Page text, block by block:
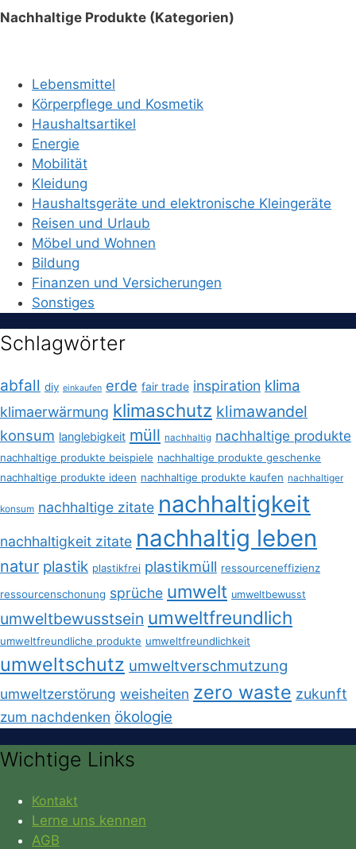
Nachhaltige Produkte (Kategorien)
Lebensmittel
Körperpflege und Kosmetik
Haushaltsartikel
Energie
Mobilität
Kleidung
Haushaltsgeräte und elektronische Kleingeräte
Reisen und Urlaub
Möbel und Wohnen
Bildung
Finanzen und Versicherungen
Sonstiges
Schlagwörter
abfall diy einkaufen erde fair trade inspiration klima
klimaerwärmung klimaschutz klimawandel
konsum langlebigkeit müll nachhaltig nachhaltige produkte
nachhaltige produkte beispiele nachhaltige produkte geschenke
nachhaltige produkte ideen nachhaltige produkte kaufen nachhaltiger
konsum nachhaltige zitate nachhaltigkeit
nachhaltigkeit zitate nachhaltig leben
natur plastik plastikfrei plastikmüll ressourceneffizienz
ressourcenschonung sprüche umwelt umweltbewusst
umweltbewusstsein umweltfreundlich
umweltfreundliche produkte umweltfreundlichkeit
umweltschutz umweltverschmutzung
umweltzerstörung weisheiten zero waste zukunft
zum nachdenken ökologie
Wichtige Links
Kontakt
Lerne uns kennen
AGB